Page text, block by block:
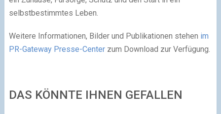
selbstbestimmtes Leben.
Weitere Informationen, Bilder und Publikationen stehen im
PR-Gateway Presse-Centerzum Download zur Verfügung.
DAS KÖNNTE IHNEN GEFALLEN